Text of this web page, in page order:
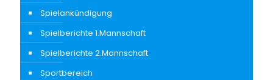
Spielankündigung
Spielberichte 1.Mannschaft
Spielberichte 2.Mannschaft
Sportbereich